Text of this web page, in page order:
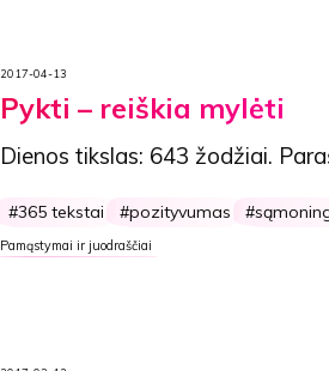
2017-04-13
Pykti – reiškia mylėti
Dienos tikslas: 643 žodžiai.
365 tekstai pozityvumas
Pamąstymai ir juodraščiai